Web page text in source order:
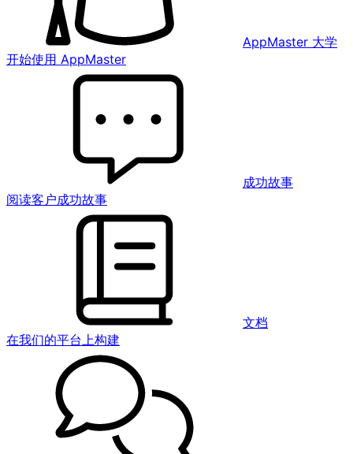
AppMaster 大学
开始使用 AppMaster
成功故事
阅读客户成功故事
文档
在我们的平台上构建